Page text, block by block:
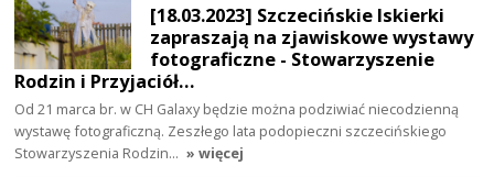
[18.03.2023] Szczecińskie Iskierki
zapraszają na zjawiskowe wystawy
fotograficzne - Stowarzyszenie
Rodzin i Przyjaciół…
Od 21 marca br. w CH Galaxy będzie można podziwiać niecodzienną
wystawę fotograficzną. Zeszłego lata podopieczni szczecińskiego
Stowarzyszenia Rodzin… » więcej